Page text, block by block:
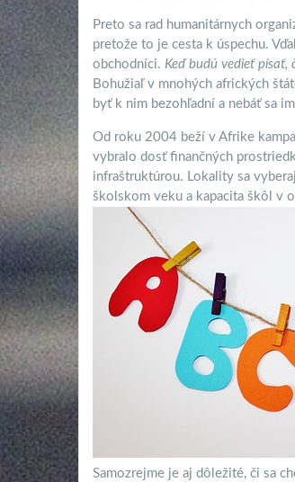
Preto sa rad humanitárnych
pretože to je cesta k úspechu.
obchodníci. Keď budú vedieť písať,
Bohužiaľ v mnohých afrických
byť k nim bezohľadní a nebáť sa
Od roku 2004 beží v Afrike
vybralo dosť finančných
infraštruktúrou. Lokality sa
školskom veku a kapacita škôl v
Samozrejme je aj dôležité, či sa